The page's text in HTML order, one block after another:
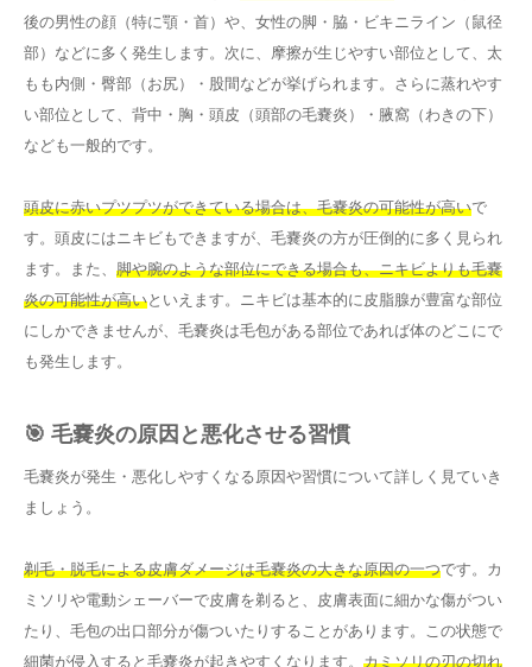
後の男性の顔（特に顎・首）や、女性の脚・脇・ビキニライン（鼠径
部）などに多く発生します。次に、摩擦が生じやすい部位として、太
もも内側・臀部（お尻）・股間などが挙げられます。さらに蒸れやす
い部位として、背中・胸・頭皮（頭部の毛嚢炎）・腋窩（わきの下）
なども一般的です。
頭皮に赤いプツプツができている場合は、毛嚢炎の可能性が高いで
す。頭皮にはニキビもできますが、毛嚢炎の方が圧倒的に多く見られ
ます。また、 脚や腕のような部位にできる場合も、ニキビよりも毛嚢
炎の可能性が高いといえます。ニキビは基本的に皮脂腺が豊富な部位
にしかできませんが、毛嚢炎は毛包がある部位であれば体のどこにで
も発生します。
🎯 毛嚢炎の原因と悪化させる習慣
毛嚢炎が発生・悪化しやすくなる原因や習慣について詳しく見ていき
ましょう。
剃毛・脱毛による皮膚ダメージは毛嚢炎の大きな原因の一つです。カ
ミソリや電動シェーバーで皮膚を剃ると、皮膚表面に細かな傷がつい
たり、毛包の出口部分が傷ついたりすることがあります。この状態で
細菌が侵入すると毛嚢炎が起きやすくなります。 カミソリの刃の切れ